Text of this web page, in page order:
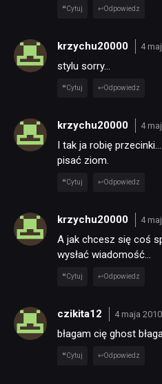
KULTURA
Cytuj Odpowiedz
krzychu20000 4
stylu sorry…
Cytuj Odpowiedz
krzychu20000 4
I tak ja robię
pisać ziom.
Cytuj Odpowiedz
krzychu20000 4
A jak chcesz się coś
wysłać wiadomość…
Cytuj Odpowiedz
czikita12 4 maja
błagam cię ghost
Cytuj Odpowiedz